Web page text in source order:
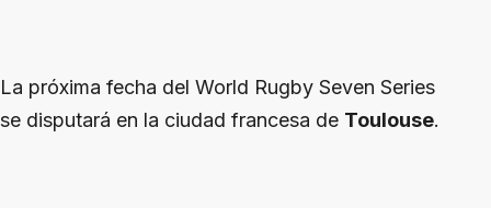
La próxima fecha del World Rugby Seven Series
se disputará en la ciudad francesa de Toulouse.